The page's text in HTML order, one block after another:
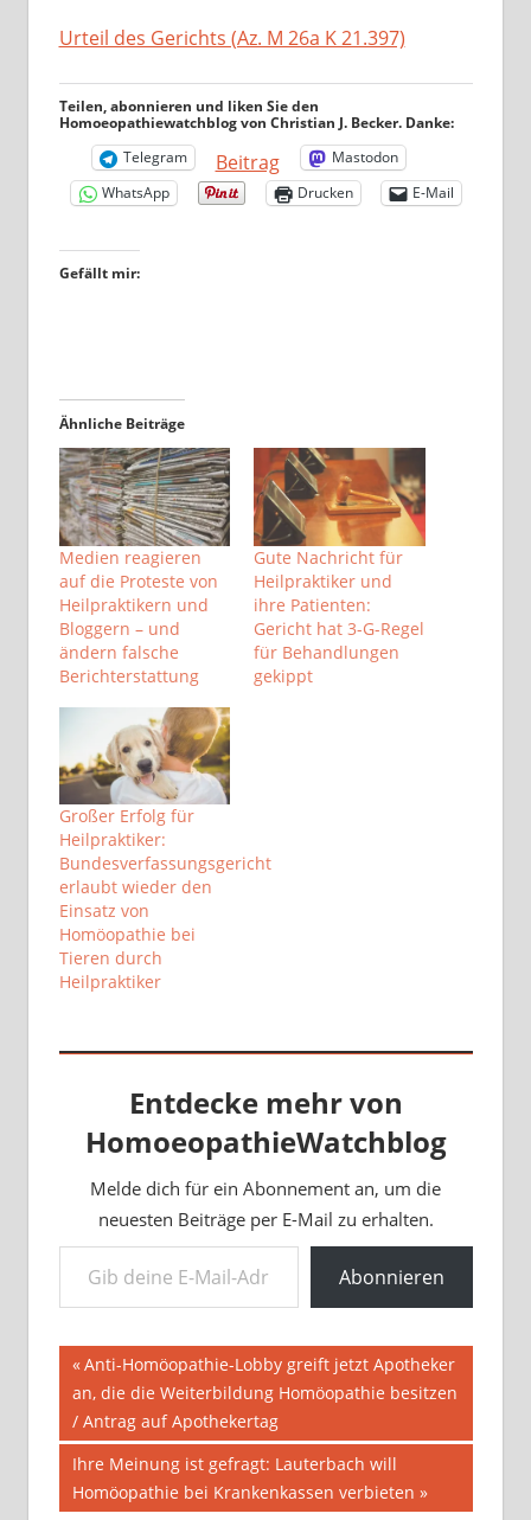
Urteil des Gerichts (Az. M 26a K 21.397)
Teilen, abonnieren und liken Sie den
Homoeopathiewatchblog von Christian J. Becker. Danke:
Telegram
Beitrag
Mastodon
WhatsApp
Drucken E-Mail
Gefällt mir:
Ähnliche Beiträge
Medien reagieren
auf die Proteste von
Heilpraktikern und
Bloggern – und
ändern falsche
Berichterstattung
Gute Nachricht für
Heilpraktiker und
ihre Patienten:
Gericht hat 3-G-Regel
für Behandlungen
gekippt
Großer Erfolg für
Heilpraktiker:
Bundesverfassungsgericht
erlaubt wieder den
Einsatz von
Homöopathie bei
Tieren durch
Heilpraktiker
Entdecke mehr von
HomoeopathieWatchblog
Melde dich für ein Abonnement an, um die
neuesten Beiträge per E-Mail zu erhalten.
Gib deine E-Mail-Adresse ein ...
Abonnieren
Beitragsnavigation
Vorheriger
Beitrag:
Anti-Homöopathie-Lobby greift jetzt Apotheker
an, die die Weiterbildung Homöopathie besitzen
/ Antrag auf Apothekertag
Nächster
Beitrag:
Ihre Meinung ist gefragt: Lauterbach will
Homöopathie bei Krankenkassen verbieten